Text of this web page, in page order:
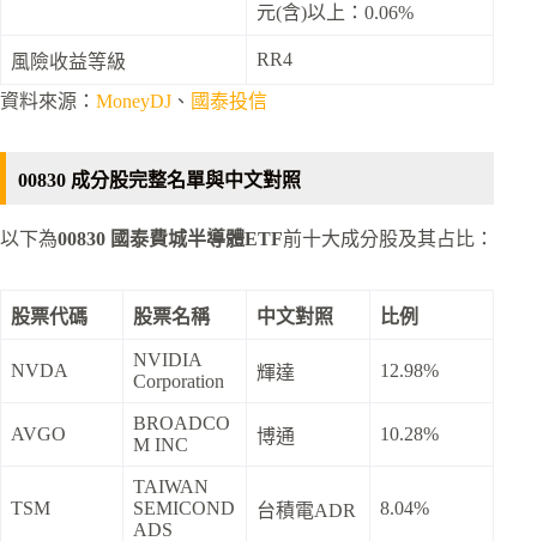
元(含)以上：0.06%
風險收益等級 RR4
資料來源： MoneyDJ 、 國泰投信
00830 成分股完整名單與中文對照
以下為00830 國泰費城半導體ETF前十大成分股及其占比：
股票代碼 股票名稱 中文對照 比例
NVDA
NVIDIA
Corporation
輝達 12.98%
AVGO
BROADCO
M INC
博通 10.28%
TSM
TAIWAN
SEMICOND
ADS
台積電ADR 8.04%